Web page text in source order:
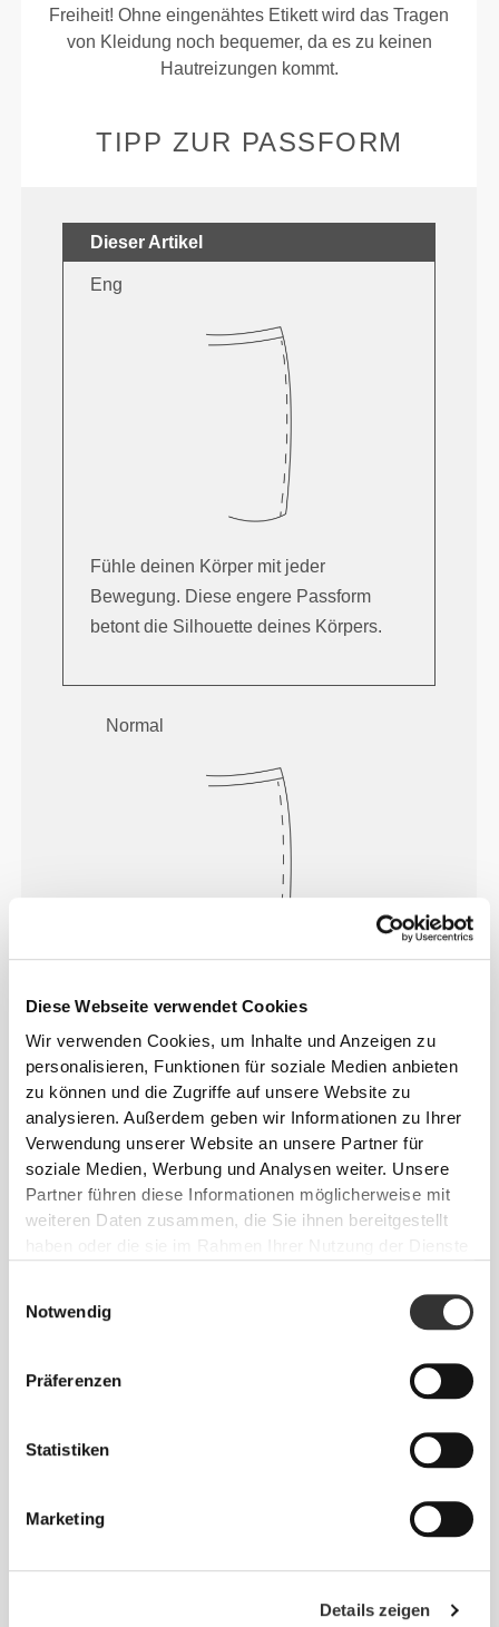
Diese Webseite verwendet Cookies
Wir verwenden Cookies, um Inhalte und Anzeigen zu
personalisieren, Funktionen für soziale Medien anbieten
zu können und die Zugriffe auf unsere Website zu
analysieren. Außerdem geben wir Informationen zu Ihrer
Verwendung unserer Website an unsere Partner für
soziale Medien, Werbung und Analysen weiter. Unsere
Partner führen diese Informationen möglicherweise mit
weiteren Daten zusammen, die Sie ihnen bereitgestellt
Notwendig
Präferenzen
Statistiken
Marketing
Details zeigen
Freiheit! Ohne eingenähtes Etikett wird das Tragen
von Kleidung noch bequemer, da es zu keinen
Hautreizungen kommt.
TIPP ZUR PASSFORM
Dieser Artikel
Eng
Fühle deinen Körper mit jeder
Bewegung. Diese engere Passform
betont die Silhouette deines Körpers.
Normal
Das Motto lautet: Sich jeden Tag frei
und bequem bewegen zu können.
einfache, entspannte Passform für